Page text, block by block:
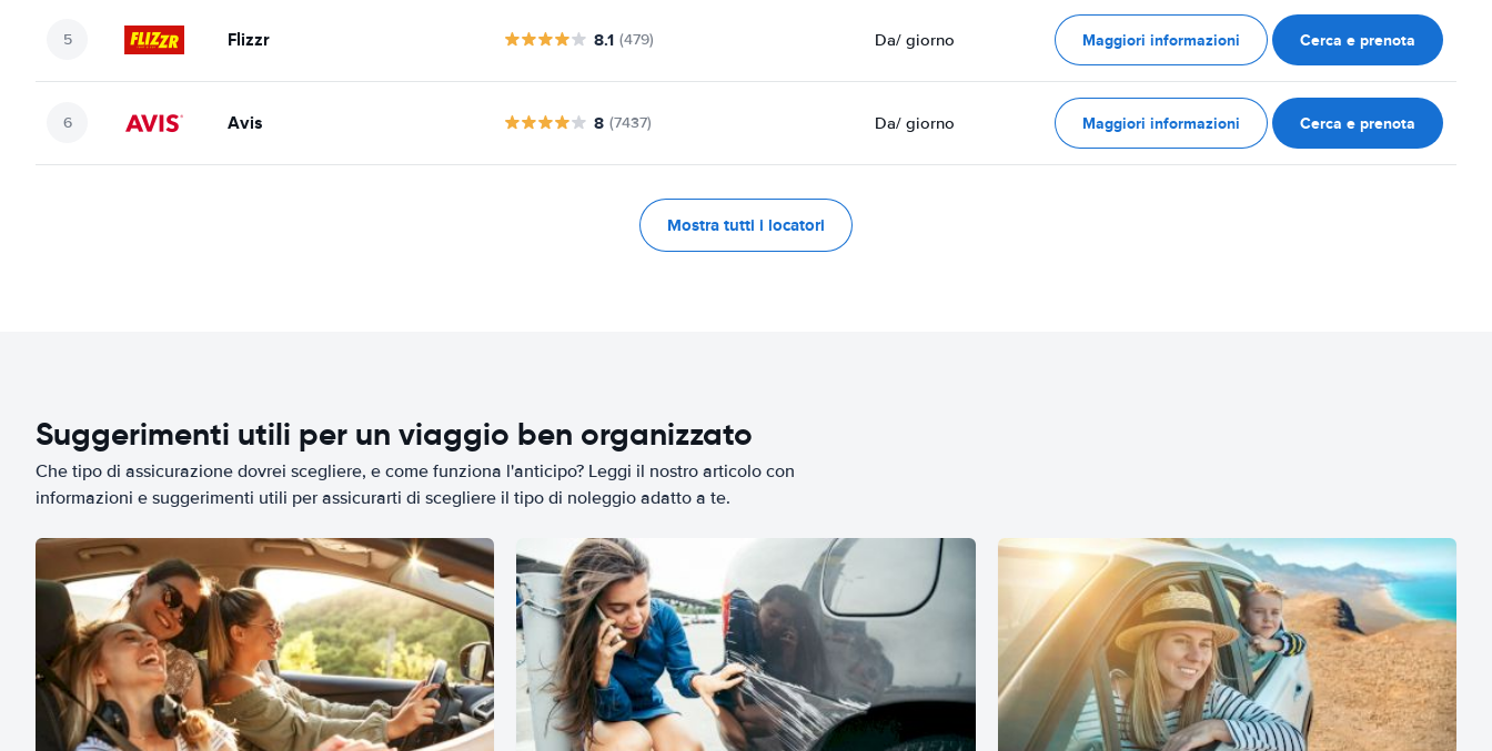
Flizzr 8.1 (479) Da/ giorno Maggiori informazioni Cerca e prenota
Avis 8 (7437) Da/ giorno Maggiori informazioni Cerca e prenota
Mostra tutti i locatori
Suggerimenti utili per un viaggio ben organizzato
Che tipo di assicurazione dovrei scegliere, e come funziona l'anticipo? Leggi il nostro articolo con
informazioni e suggerimenti utili per assicurarti di scegliere il tipo di noleggio adatto a te.